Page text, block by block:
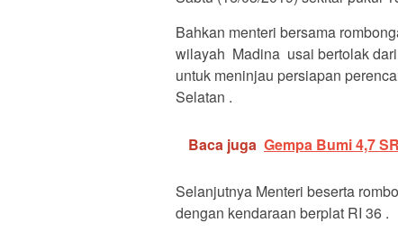
Bahkan menteri bersama
wilayah Madina usai bertolak
untuk meninjau persiapan
Selatan .
Baca juga Gempa Bumi 4,7
Selanjutnya Menteri beserta
dengan kendaraan berplat RI 36 .